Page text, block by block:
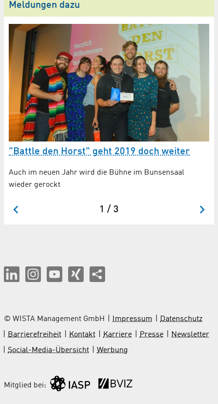
Meldungen dazu
"Battle den Horst" geht 2019 doch weiter
Auch im neuen Jahr wird die Bühne im Bunsensaal
wieder gerockt
1 / 3
© WISTA Management GmbH Impressum
Datenschutz
Barrierefreiheit
Kontakt Karriere Presse
Newsletter
Social-Media-Übersicht
Werbung
Mitglied bei: